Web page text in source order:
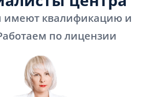
имеют квалификацию и
по лицензии